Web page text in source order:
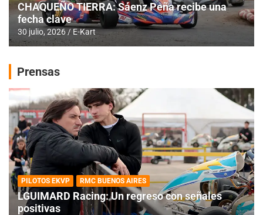
CHAQUEÑO TIERRA: Sáenz Peña recibe una
fecha clave
30 julio, 2026 E-Kart
Prensas
PILOTOS EKVP RMC BUENOS AIRES
LGUIMARD Racing: Un regreso con señales
positivas